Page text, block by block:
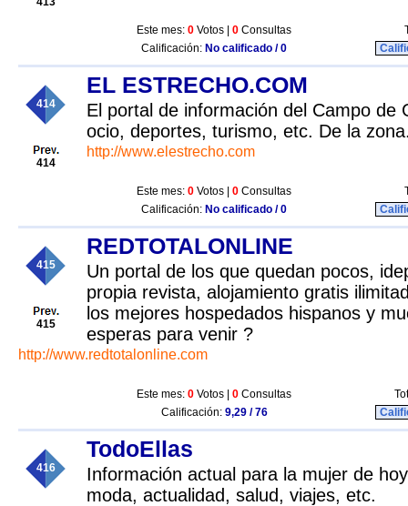
Este mes: 0 Votos | 0 Consultas
Calificación: No calificado / 0
414
414
EL ESTRECHO.COM
El portal de información del Campo de
ocio, deportes, turismo, etc. De la
http://www.elestrecho.com
Este mes: 0 Votos | 0 Consultas
Calificación: No calificado / 0
415
415
REDTOTALONLINE
Un portal de los que quedan pocos,
propia revista, alojamiento gratis
los mejores hospedados hispanos y
esperas para venir ?
http://www.redtotalonline.com
Este mes: 0 Votos | 0 Consultas
Calificación: 9,29 / 76
416
TodoEllas
Información actual para la mujer de
moda, actualidad, salud, viajes, etc.